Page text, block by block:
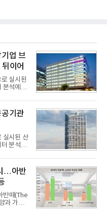
업 브
이어
실시된
분석에서
교육서
7일부터
건
판지수
혔다.
건) 대
업 브랜
기관
실시된 산
분석에
구소(소장
랜드를
된 소비
국전력
며 8월
이터는 지
치다.연
…아반
반떼(The
과 가격